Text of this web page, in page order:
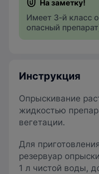
Имеет 3-й класс
опасный
Инструкция
Опрыскивание
жидкостью
вегетации.
Для
резервуар
1 л чистой воды,